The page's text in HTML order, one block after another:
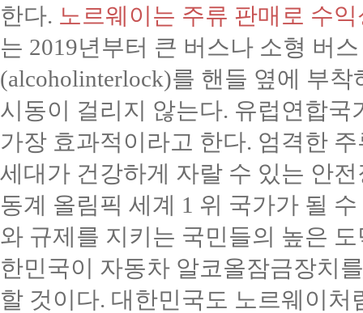
한다. 노르웨이는 주류 판매로 수
는 2019년부터 큰 버스나 소형 버
(alcoholinterlock)를 핸들 옆에 부
시동이 걸리지 않는다. 유럽연합국
가장 효과적이라고 한다. 엄격한
세대가 건강하게 자랄 수 있는 안
동계 올림픽 세계 1 위 국가가 될
와 규제를 지키는 국민들의 높은
한민국이 자동차 알코올잠금장치
할 것이다. 대한민국도 노르웨이처